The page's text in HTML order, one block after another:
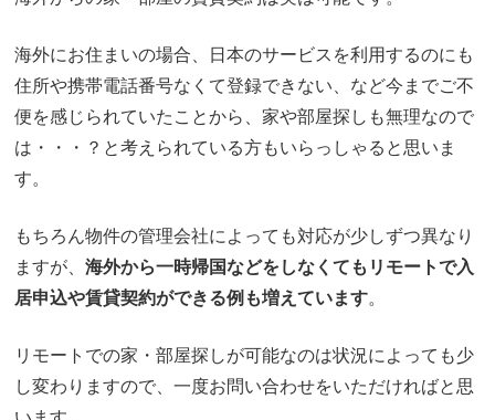
海外にお住まいの場合、日本のサービスを利用するのにも
住所や携帯電話番号なくて登録できない、など今までご不
便を感じられていたことから、家や部屋探しも無理なので
は・・・？と考えられている方もいらっしゃると思いま
す。
もちろん物件の管理会社によっても対応が少しずつ異なり
ますが、海外から一時帰国などをしなくてもリモートで入
居申込や賃貸契約ができる例も増えています。
リモートでの家・部屋探しが可能なのは状況によっても少
し変わりますので、一度お問い合わせをいただければと思